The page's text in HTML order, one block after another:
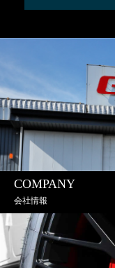
COMPANY
会社情報